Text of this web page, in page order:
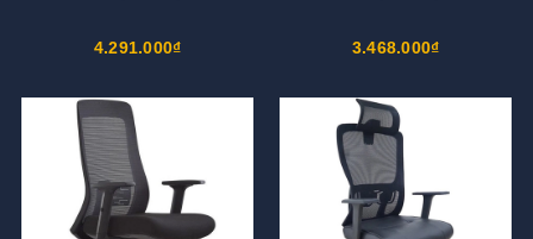
4.291.000₫ 3.468.000₫